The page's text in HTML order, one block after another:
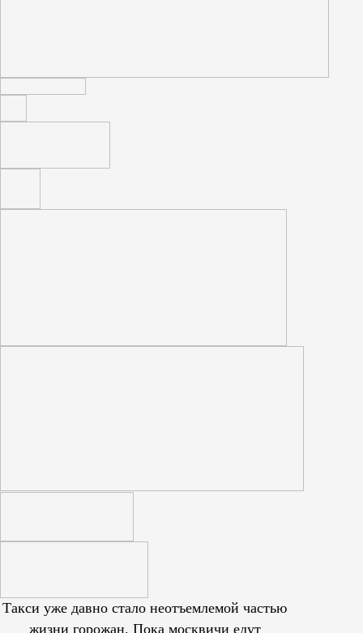
Такси уже давно стало неотъемлемой частью
жизни горожан. Пока москвичи едут